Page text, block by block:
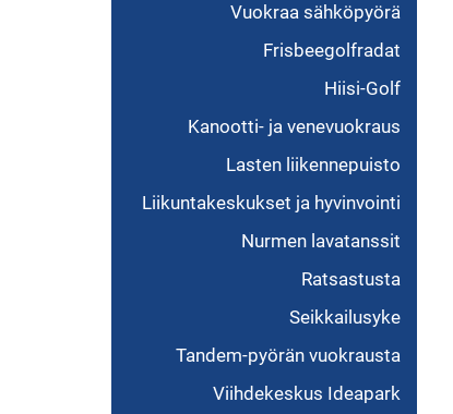
Vuokraa sähköpyörä
Frisbeegolfradat
Hiisi-Golf
Kanootti- ja venevuokraus
Lasten liikennepuisto
Liikuntakeskukset ja hyvinvointi
Nurmen lavatanssit
Ratsastusta
Seikkailusyke
Tandem-pyörän vuokrausta
Viihdekeskus Ideapark